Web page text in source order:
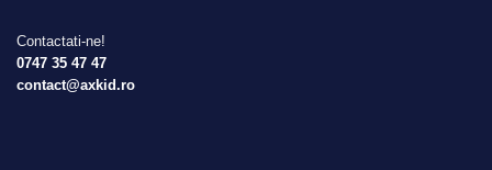
Contactati-ne!
0747 35 47 47
contact@axkid.ro